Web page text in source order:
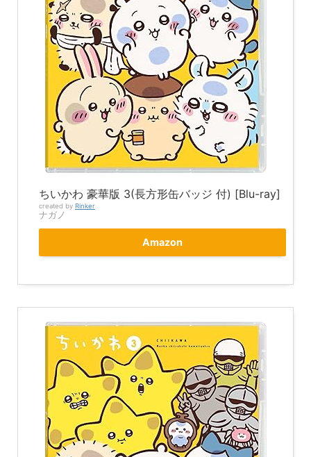
ちいかわ 豪華版 3(長方形缶バッジ 付) [Blu-ray]
created by Rinker
ナガノ
Amazon